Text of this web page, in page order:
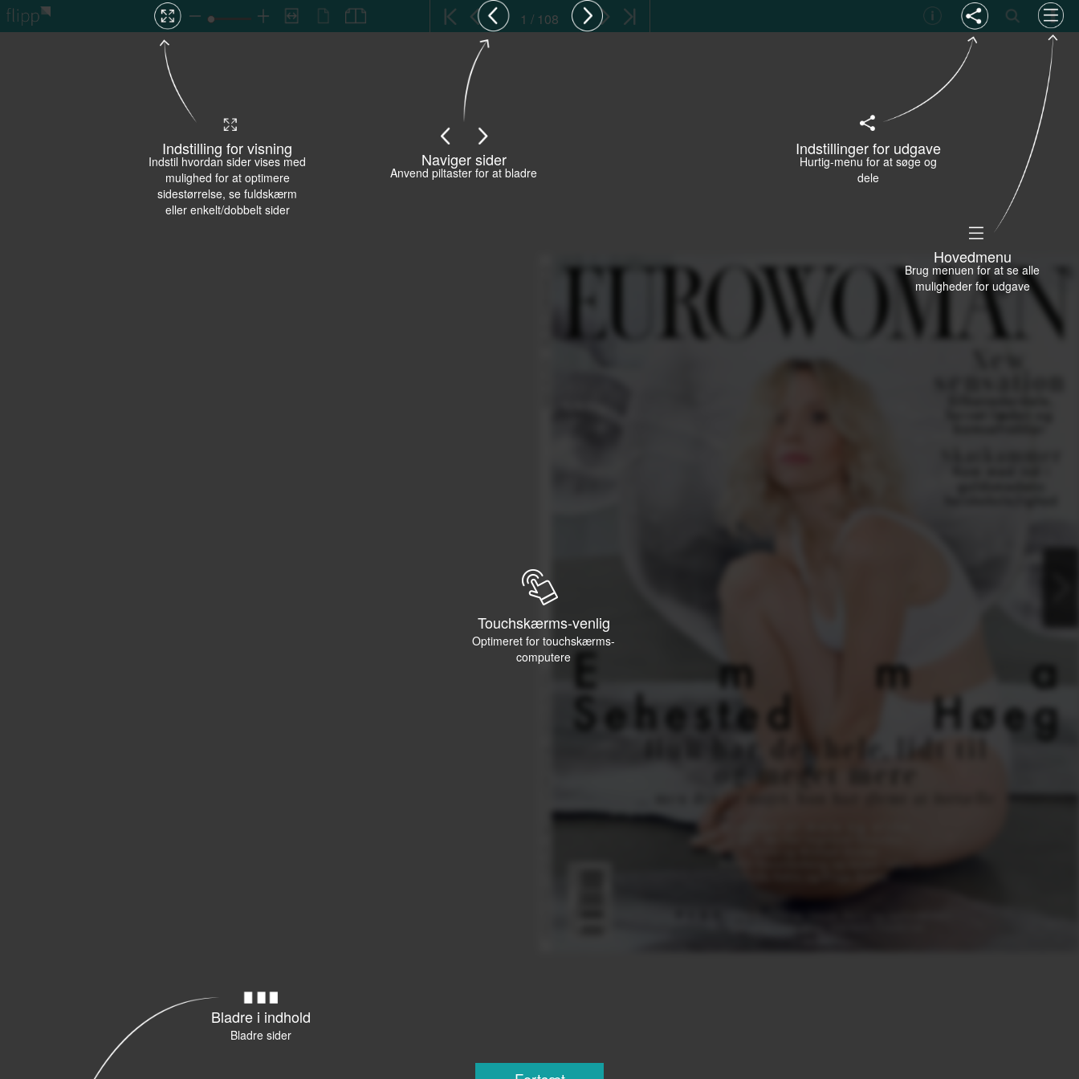
Bladre i indhold
Bladre sider
Hovedmenu
Brug menuen for at se alle
muligheder for udgave
Touchskærms-venlig
Optimeret for touchskærms-
computere
Indstilling for visning
Indstil hvordan sider vises med
mulighed for at optimere
sidestørrelse, se fuldskærm
eller enkelt/dobbelt sider
Naviger sider
Anvend piltaster for at bladre
Indstillinger for udgave
Hurtig-menu for at søge og
dele
1 / 108